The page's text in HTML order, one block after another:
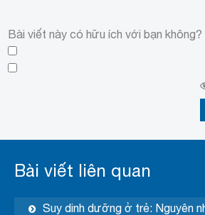
Bài viết này có hữu ích với bạn không?
Bài viết liên quan
Suy dinh dưỡng ở trẻ: Nguyên